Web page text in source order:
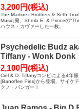
3,200円(税込)
The Martinez Brothers & Seth
Music]発、Sheila E. & Princeの
ハウス・カヴァーした一枚。
Psychedelic Budz
Tiffany - Wonk Donk
2,100円(税込)
Ciel & D. Tiffanyコンビによる4年
[Banoffee Pies]から登場。サイケ
クノ・バンガー！